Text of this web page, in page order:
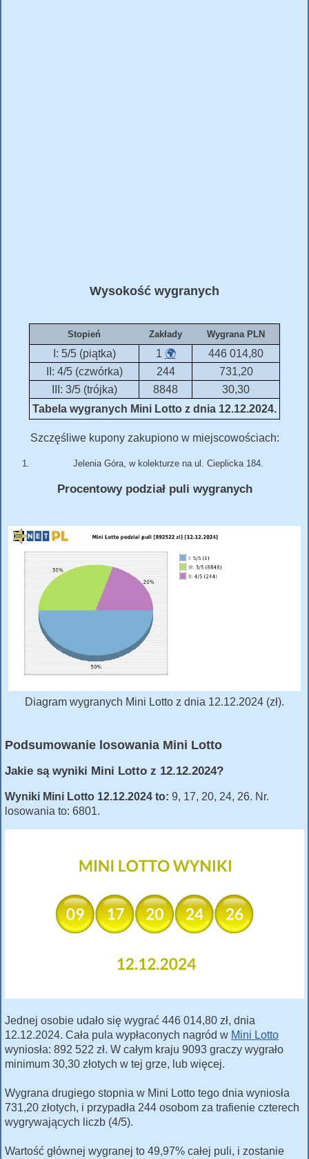
Wysokość wygranych
Stopień Zakłady Wygrana PLN
I: 5/5 (piątka) 1 🌍
446 014,80
II: 4/5 (czwórka)
244
731,20
III: 3/5 (trójka)
8848
30,30
Tabela wygranych Mini Lotto z dnia 12.12.2024.
Szczęśliwe kupony zakupiono w miejscowościach:
Jelenia Góra, w kolekturze na ul. Cieplicka 184.
Procentowy podział puli wygranych
Diagram wygranych Mini Lotto z dnia 12.12.2024 (zł).
Podsumowanie losowania Mini Lotto
Jakie są wyniki Mini Lotto z 12.12.2024?
Wyniki Mini Lotto 12.12.2024 to: 9, 17, 20, 24, 26. Nr.
losowania to: 6801.
Jednej osobie udało się wygrać 446 014,80 zł, dnia
12.12.2024. Cała pula wypłaconych nagród w Mini Lotto
wyniosła: 892 522 zł. W całym kraju 9093 graczy wygrało
minimum 30,30 złotych w tej grze, lub więcej.
Wygrana drugiego stopnia w Mini Lotto tego dnia wyniosła
731,20 złotych, i przypadła 244 osobom za trafienie czterech
wygrywających liczb (4/5).
Wartość głównej wygranej to 49,97% całej puli, i zostanie